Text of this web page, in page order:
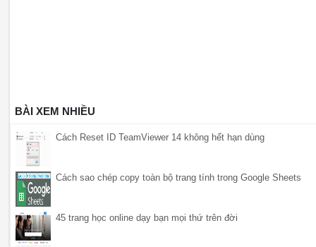
BÀI XEM NHIỀU
Cách Reset ID TeamViewer 14 không hết hạn dùng
Cách sao chép copy toàn bộ trang tính trong Google Sheets
45 trang học online dạy bạn mọi thứ trên đời